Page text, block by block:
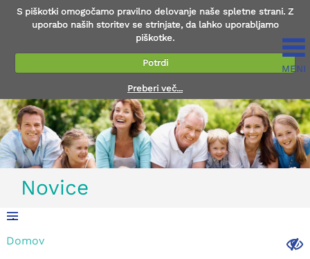
S piškotki omogočamo pravilno delovanje naše spletne strani. Z
uporabo naših storitev se strinjate, da lahko uporabljamo
piškotke.
Potrdi
Preberi več...
MENI
Novice
.
.
Domov